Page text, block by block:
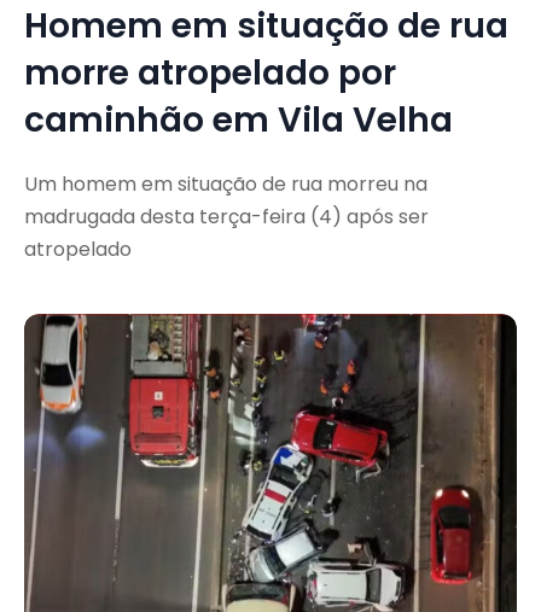
Homem em situação de rua
morre atropelado por
caminhão em Vila Velha
Um homem em situação de rua morreu na
madrugada desta terça-feira (4) após ser
atropelado